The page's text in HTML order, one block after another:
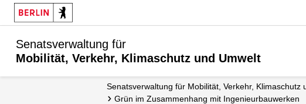
Senatsverwaltung für
Mobilität, Verkehr, Klimaschutz und Umwelt
Senatsverwaltung für Mobilität, Verkehr, Klimaschutz
Grün im Zusammenhang mit Ingenieur­bauwerken